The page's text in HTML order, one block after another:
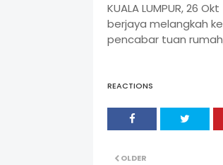
KUALA LUMPUR, 26
berjaya melangkah
pencabar tuan
REACTIONS
OLDER